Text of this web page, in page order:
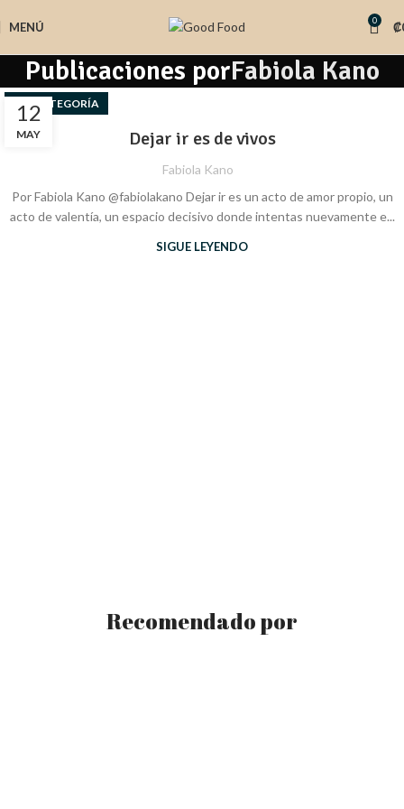
MENÚ 0 ₡
Publicaciones porFabiola Kano
12
MAY
SIN CATEGORÍA
Dejar ir es de vivos
Fabiola Kano
Por Fabiola Kano @fabiolakano Dejar ir es un acto de amor propio, un
acto de valentía, un espacio decisivo donde intentas nuevamente e...
SIGUE LEYENDO
Recomendado por